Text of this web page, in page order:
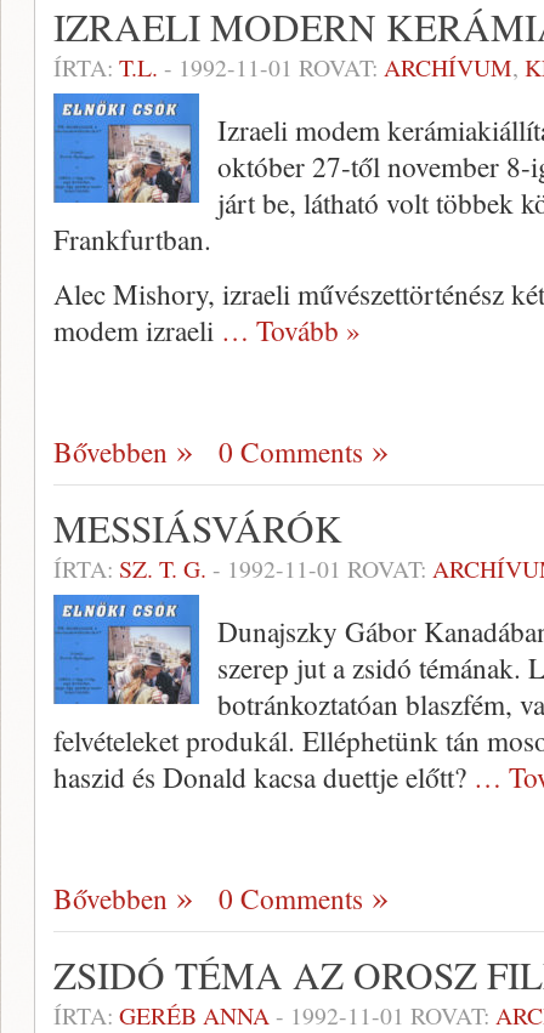
IZRAELI MODERN
ÍRTA: T.L. - 1992-11-01 ROVAT: ARCHÍVUM,
Izraeli modem
október 27-től november 8-
járt be, látható volt többek
Frankfurtban.
Alec Mishory, izraeli művészettörténész
modem izraeli … Tovább »
Bővebben 0 Comments
MESSIÁSVÁRÓK
ÍRTA: SZ. T. G. - 1992-11-01 ROVAT:
Dunajszky Gábor
szerep jut a zsidó témának.
botránkoztatóan blaszfém,
felvételeket produkál. Elléphetünk tán
haszid és Donald kacsa duettje előtt? …
Bővebben 0 Comments
ZSIDÓ TÉMA AZ OROSZ
ÍRTA: GERÉB ANNA- 1992-11-01 ROVAT: